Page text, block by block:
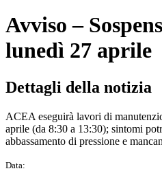
Avviso –
lunedì 27 aprile
Dettagli della notizia
ACEA eseguirà lavori di
aprile (da 8:30 a 13:30); sintomi
abbassamento di pressione e
Data: